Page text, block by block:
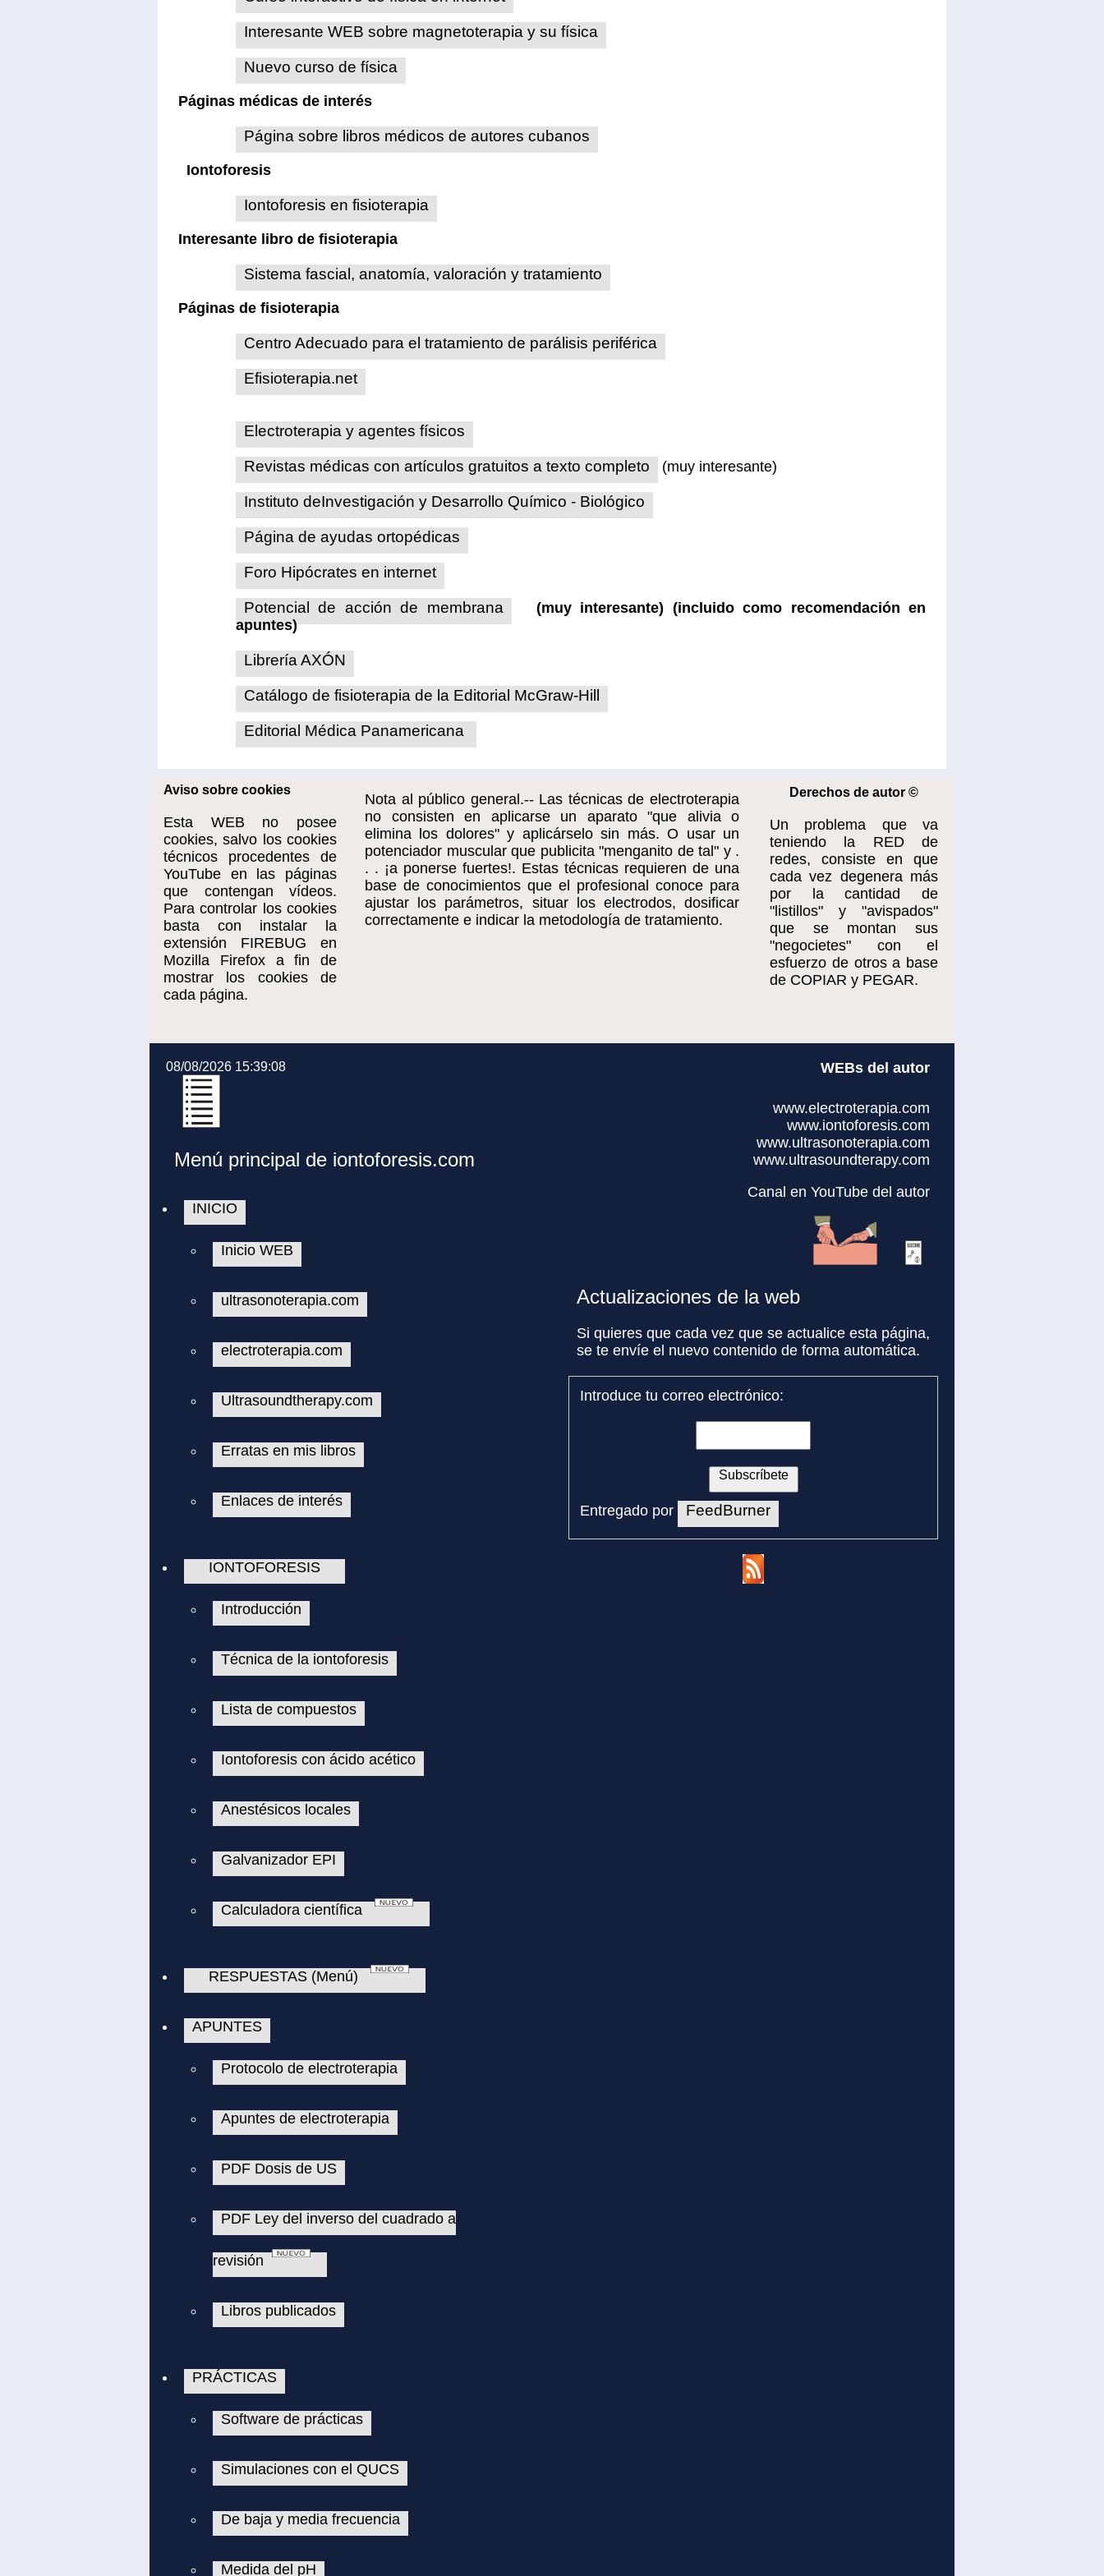
Interesante WEB sobre magnetoterapia y su física
Nuevo curso de física
Páginas médicas de interés
Página sobre libros médicos de autores cubanos
Iontoforesis
Iontoforesis en fisioterapia
Interesante libro de fisioterapia
Sistema fascial, anatomía, valoración y tratamiento
Páginas de fisioterapia
Centro Adecuado para el tratamiento de parálisis periférica
Efisioterapia.net
Electroterapia y agentes físicos
Revistas médicas con artículos gratuitos a texto completo
(muy interesante)
Instituto deInvestigación y Desarrollo Químico - Biológico
Página de ayudas ortopédicas
Foro Hipócrates en internet
Potencial de acción de membrana
(muy interesante) (incluido como recomendación en
apuntes)
Librería AXÓN
Catálogo de fisioterapia de la Editorial McGraw-Hill
Editorial Médica Panamericana
Derechos de autor ©
Un problema que va
teniendo la RED de
redes, consiste en que
cada vez degenera más
por la cantidad de
"listillos" y "avispados"
que se montan sus
"negocietes" con el
esfuerzo de otros a base
de COPIAR y PEGAR.
Aviso sobre cookies
Esta WEB no posee
cookies, salvo los cookies
técnicos procedentes de
YouTube en las páginas
que contengan vídeos.
Para controlar los cookies
basta con instalar la
extensión FIREBUG en
Mozilla Firefox a fin de
mostrar los cookies de
cada página.
Nota al público general.-- Las técnicas de electroterapia
no consisten en aplicarse un aparato "que alivia o
elimina los dolores" y aplicárselo sin más. O usar un
potenciador muscular que publicita "menganito de tal" y .
. . ¡a ponerse fuertes!. Estas técnicas requieren de una
base de conocimientos que el profesional conoce para
ajustar los parámetros, situar los electrodos, dosificar
correctamente e indicar la metodología de tratamiento.
08/08/2026 15:39:08
Menú principal de iontoforesis.com
INICIO
Inicio WEB
ultrasonoterapia.com
electroterapia.com
Ultrasoundtherapy.com
Erratas en mis libros
Enlaces de interés
IONTOFORESIS
Introducción
Técnica de la iontoforesis
Lista de compuestos
Iontoforesis con ácido acético
Anestésicos locales
Galvanizador EPI
Calculadora científica
RESPUESTAS (Menú)
APUNTES
Protocolo de electroterapia
Apuntes de electroterapia
PDF Dosis de US
PDF Ley del inverso del cuadrado a
revisión
Libros publicados
PRÁCTICAS
Software de prácticas
Simulaciones con el QUCS
De baja y media frecuencia
Medida del pH
WEBs del autor
www.electroterapia.com
www.iontoforesis.com
www.ultrasonoterapia.com
www.ultrasoundterapy.com
Canal en YouTube del autor
Actualizaciones de la web
Si quieres que cada vez que se actualice esta página,
se te envíe el nuevo contenido de forma automática.
Introduce tu correo electrónico:
Entregado por FeedBurner